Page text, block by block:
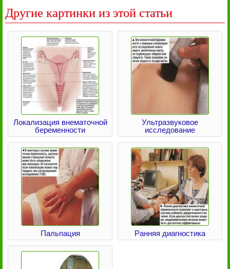
Другие картинки из этой статьи
Локализация внематочной
беременности
Ультразвуковое
исследование
Пальпация Ранняя диагностика